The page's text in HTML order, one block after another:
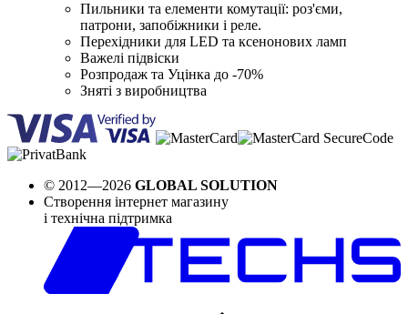
Пильники та елементи комутації: роз'єми,
патрони, запобіжники і реле.
Перехідники для LED та ксенонових ламп
Важелі підвіски
Розпродаж та Уцінка до -70%
Зняті з виробництва
© 2012—2026 GLOBAL SOLUTION
Створення інтернет магазину
і технічна підтримка